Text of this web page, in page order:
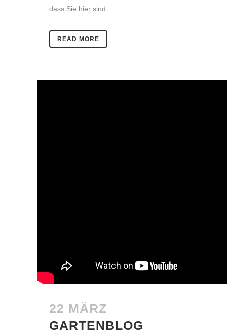
dass Sie hier sind.
READ MORE
22 MÄRZ
GARTENBLOG